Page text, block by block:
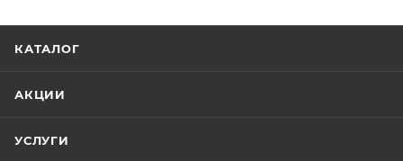
КАТАЛОГ
АКЦИИ
УСЛУГИ